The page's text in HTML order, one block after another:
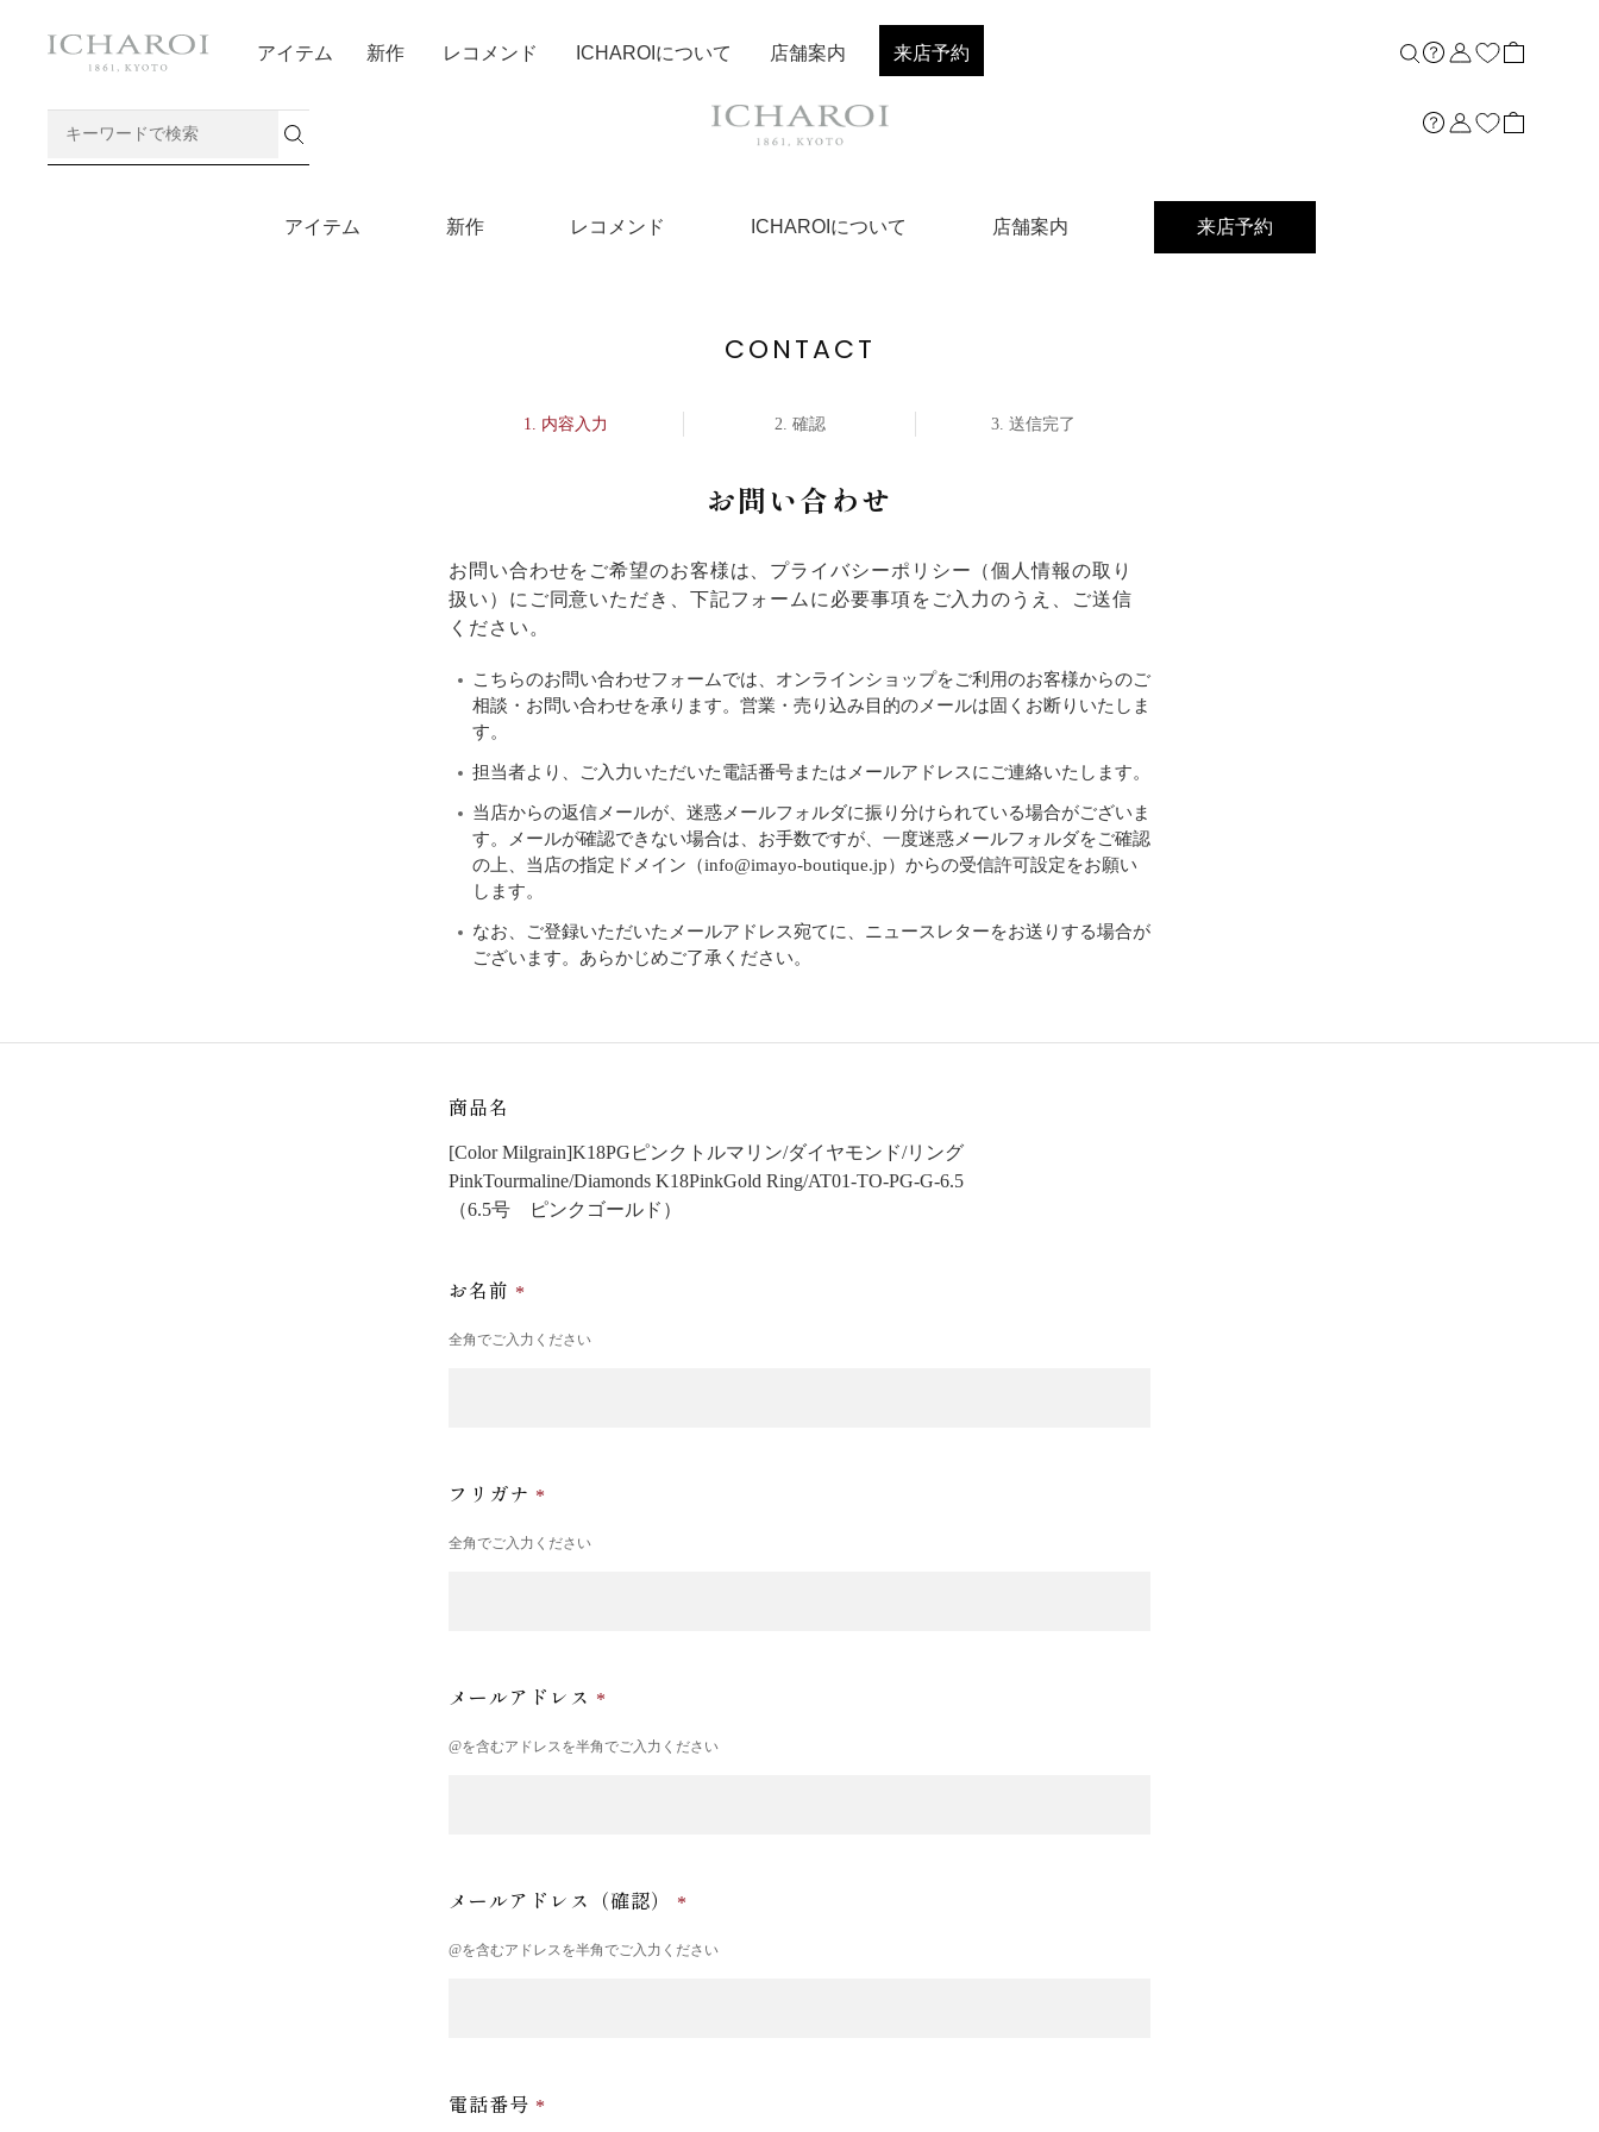
店舗案内
アイテム 新作 レコメンド ICHAROIについて 店舗案内 来店予約
アイテム 新作 レコメンド ICHAROIについて 店舗案内 来店予約
CONTACT
内容入力 確認 送信完了
お問い合わせ
お問い合わせをご希望のお客様は、 プライバシーポリシー （個人情報の取り
扱い）にご同意いただき、下記フォームに必要事項をご入力のうえ、ご送信
ください。
こちらのお問い合わせフォームでは、オンラインショップをご利用のお客様からのご
相談・お問い合わせを承ります。営業・売り込み目的のメールは固くお断りいたしま
す。
担当者より、ご入力いただいた電話番号またはメールアドレスにご連絡いたします。
当店からの返信メールが、迷惑メールフォルダに振り分けられている場合がございま
す。メールが確認できない場合は、お手数ですが、一度迷惑メールフォルダをご確認
の上、当店の指定ドメイン（info@imayo-boutique.jp）からの受信許可設定をお願い
します。
なお、ご登録いただいたメールアドレス宛てに、ニュースレターをお送りする場合が
ございます。あらかじめご了承ください。
商品名
[Color Milgrain]K18PGピンクトルマリン/ダイヤモンド/リング
PinkTourmaline/Diamonds K18PinkGold Ring/AT01-TO-PG-G-6.5
（6.5号 ピンクゴールド）
お名前
全角でご入力ください
フリガナ
全角でご入力ください
メールアドレス
@を含むアドレスを半角でご入力ください
メールアドレス（確認）
@を含むアドレスを半角でご入力ください
電話番号